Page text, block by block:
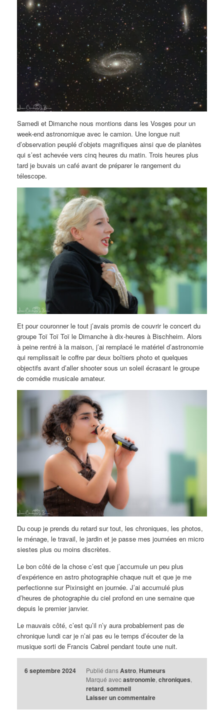
Samedi et Dimanche nous montions dans les Vosges pour un
week-end astronomique avec le camion. Une longue nuit
d’observation peuplé d’objets magnifiques ainsi que de planètes
qui s’est achevée vers cinq heures du matin. Trois heures plus
tard je buvais un café avant de préparer le rangement du
télescope.
Et pour couronner le tout j’avais promis de couvrir le concert du
groupe Toï Toï Toï le Dimanche à dix-heures à Bischheim. Alors
à peine rentré à la maison, j’ai remplacé le matériel d’astronomie
qui remplissait le coffre par deux boîtiers photo et quelques
objectifs avant d’aller shooter sous un soleil écrasant le groupe
de comédie musicale amateur.
Du coup je prends du retard sur tout, les chroniques, les photos,
le ménage, le travail, le jardin et je passe mes journées en micro
siestes plus ou moins discrètes.
Le bon côté de la chose c’est que j’accumule un peu plus
d’expérience en astro photographie chaque nuit et que je me
perfectionne sur Pixinsight en journée. J’ai accumulé plus
d’heures de photographie du ciel profond en une semaine que
depuis le premier janvier.
Le mauvais côté, c’est qu’il n’y aura probablement pas de
chronique lundi car je n’ai pas eu le temps d’écouter de la
musique sorti de Francis Cabrel pendant toute une nuit.
6 septembre 2024 Publié dans Astro, Humeurs
Marqué avec astronomie, chroniques,
retard, sommeil
Laisser un commentaire